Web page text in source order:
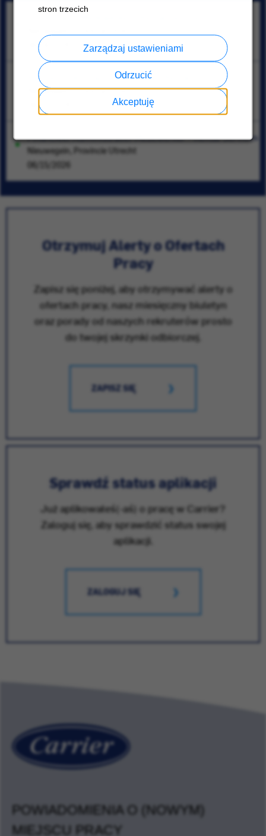
stron trzecich
Akceptuję
Odrzucić
Zarządzaj ustawieniami
06/18/2026
Business Development Manager Rental
Nieuwegein, Provincie Utrecht
08/03/2026
Financieel Administratief Medewerker - Rental Services
Nieuwegein, Provincie Utrecht
06/15/2026
Otrzymuj Alerty o Ofertach
Pracy
Zapisz się poniżej, aby otrzymywać alerty o
ofertach pracy, nasz miesięczny biuletyn
oraz porady od naszych rekruterów prosto
do twojej skrzynki odbiorczej.
ZAPISZ SIĘ
Sprawdź status aplikacji
Już aplikowałeś(-aś) o pracę w Carrier?
Zaloguj się, aby sprawdzić status swojej
aplikacji.
ZALOGUJ SIĘ
POWIADOMIENIA O (NOWYM)
MIEJSCU PRACY